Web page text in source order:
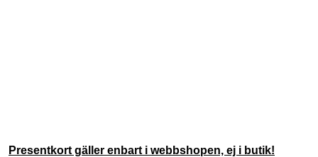
Presentkort gäller enbart i webbshopen, ej i butik!